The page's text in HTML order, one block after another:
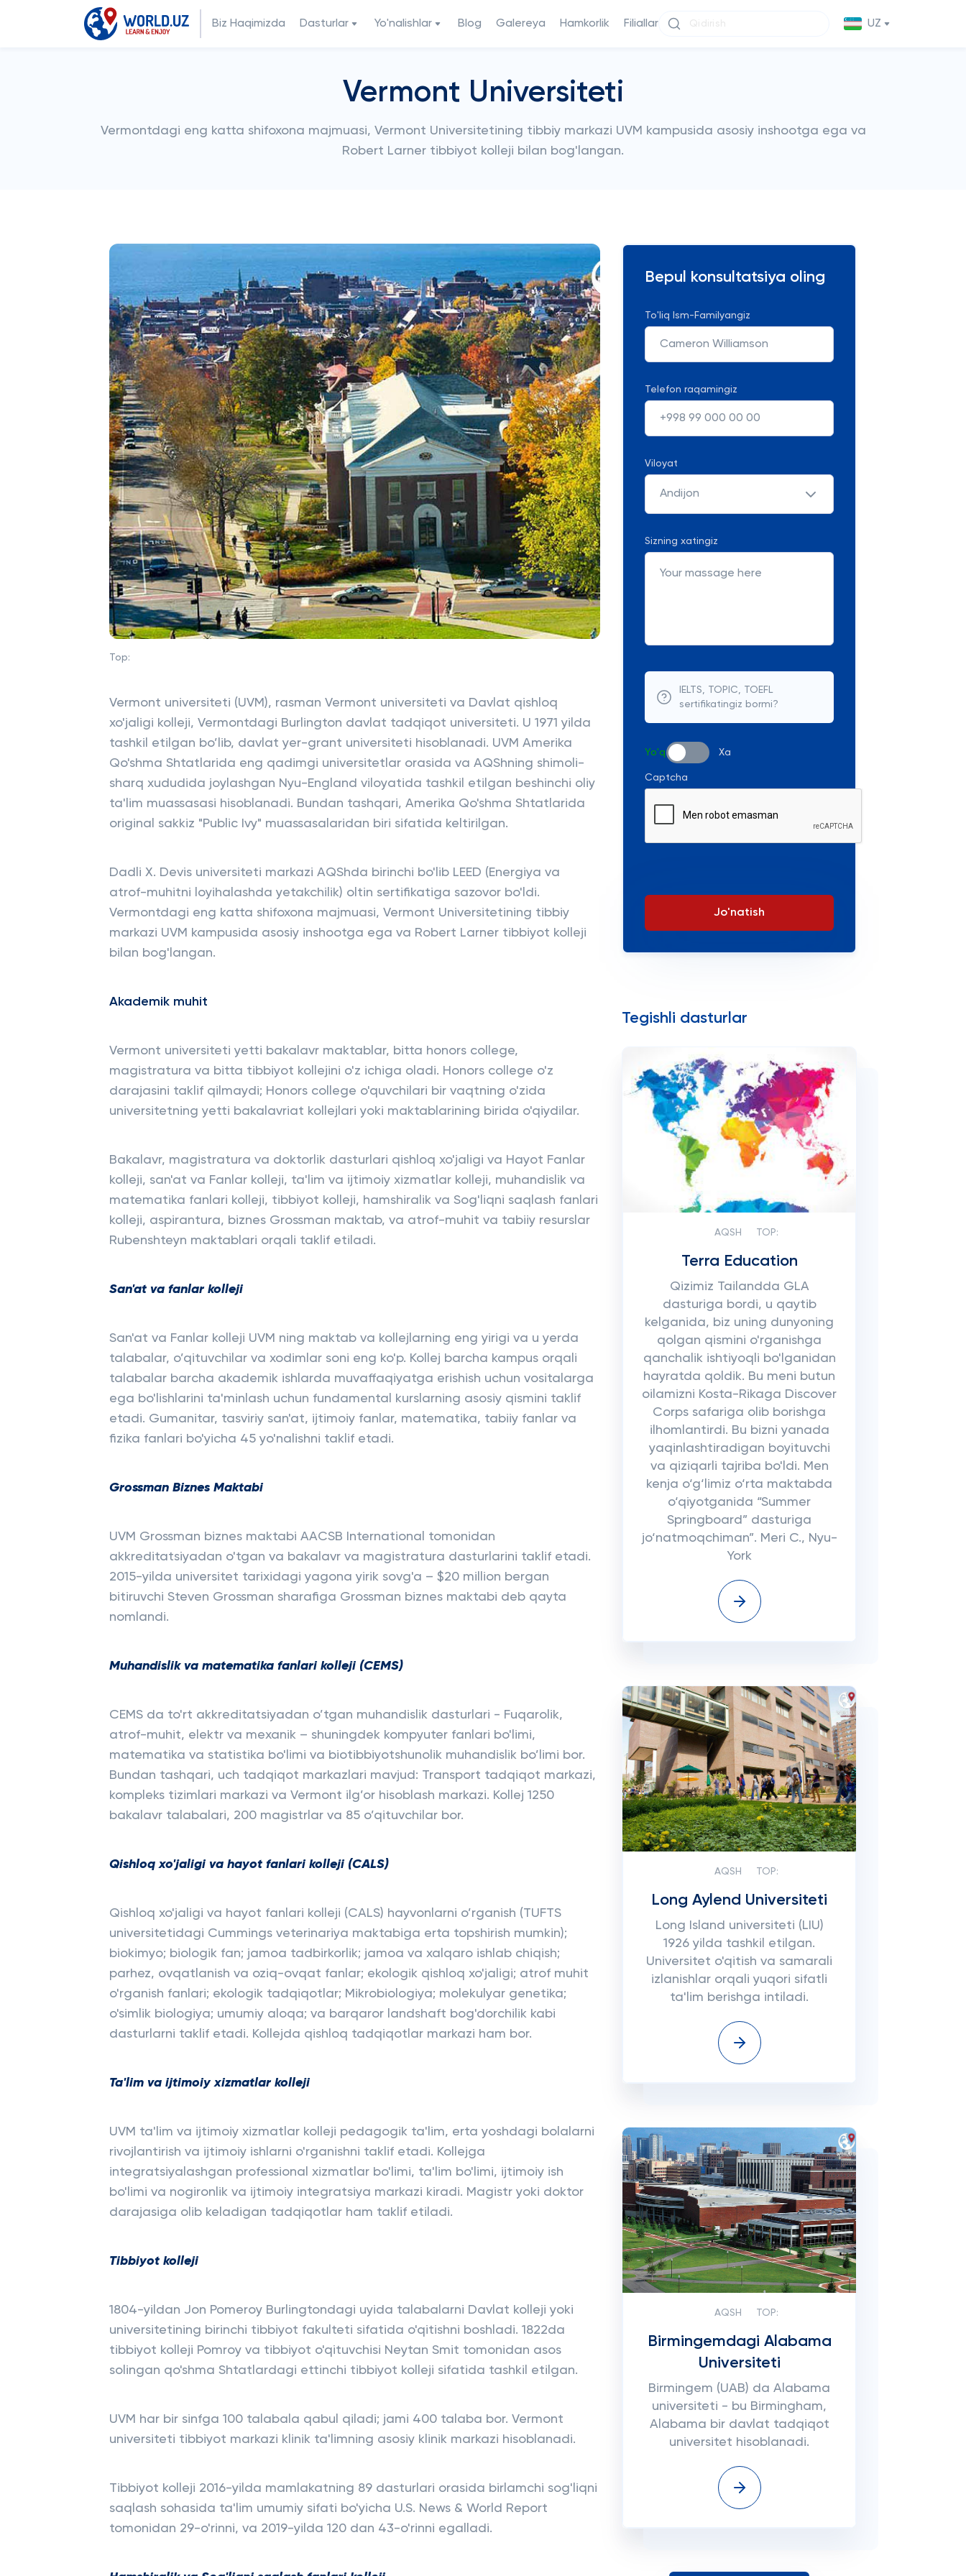
Biz Haqimizda Dasturlar Yo'nalishlar Blog Galereya Hamkorlik Filiallar UZ
Vermont Universiteti
Vermontdagi eng katta shifoxona majmuasi, Vermont Universitetining tibbiy markazi UVM kampusida asosiy inshootga ega va
Robert Larner tibbiyot kolleji bilan bog'langan.
Top:
Vermont universiteti (UVM), rasman Vermont universiteti va Davlat qishloq
xo'jaligi kolleji, Vermontdagi Burlington davlat tadqiqot universiteti. U 1971 yilda
tashkil etilgan bo’lib, davlat yer-grant universiteti hisoblanadi. UVM Amerika
Qo'shma Shtatlarida eng qadimgi universitetlar orasida va AQShning shimoli-
sharq xududida joylashgan Nyu-England viloyatida tashkil etilgan beshinchi oliy
ta'lim muassasasi hisoblanadi. Bundan tashqari, Amerika Qo'shma Shtatlarida
original sakkiz "Public Ivy" muassasalaridan biri sifatida keltirilgan.
Dadli X. Devis universiteti markazi AQShda birinchi bo'lib LEED (Energiya va
atrof-muhitni loyihalashda yetakchilik) oltin sertifikatiga sazovor bo'ldi.
Vermontdagi eng katta shifoxona majmuasi, Vermont Universitetining tibbiy
markazi UVM kampusida asosiy inshootga ega va Robert Larner tibbiyot kolleji
bilan bog'langan.
Akademik muhit
Vermont universiteti yetti bakalavr maktablar, bitta honors college,
magistratura va bitta tibbiyot kollejini o'z ichiga oladi. Honors college o'z
darajasini taklif qilmaydi; Honors college o'quvchilari bir vaqtning o'zida
universitetning yetti bakalavriat kollejlari yoki maktablarining birida o'qiydilar.
Bakalavr, magistratura va doktorlik dasturlari qishloq xo'jaligi va Hayot Fanlar
kolleji, san'at va Fanlar kolleji, ta'lim va ijtimoiy xizmatlar kolleji, muhandislik va
matematika fanlari kolleji, tibbiyot kolleji, hamshiralik va Sog'liqni saqlash fanlari
kolleji, aspirantura, biznes Grossman maktab, va atrof-muhit va tabiiy resurslar
Rubenshteyn maktablari orqali taklif etiladi.
San'at va fanlar kolleji
San'at va Fanlar kolleji UVM ning maktab va kollejlarning eng yirigi va u yerda
talabalar, o’qituvchilar va xodimlar soni eng ko'p. Kollej barcha kampus orqali
talabalar barcha akademik ishlarda muvaffaqiyatga erishish uchun vositalarga
ega bo'lishlarini ta'minlash uchun fundamental kurslarning asosiy qismini taklif
etadi. Gumanitar, tasviriy san'at, ijtimoiy fanlar, matematika, tabiiy fanlar va
fizika fanlari bo'yicha 45 yo'nalishni taklif etadi.
Grossman Biznes Maktabi
UVM Grossman biznes maktabi AACSB International tomonidan
akkreditatsiyadan o'tgan va bakalavr va magistratura dasturlarini taklif etadi.
2015-yilda universitet tarixidagi yagona yirik sovg'a – $20 million bergan
bitiruvchi Steven Grossman sharafiga Grossman biznes maktabi deb qayta
nomlandi.
Muhandislik va matematika fanlari kolleji (CEMS)
CEMS da to'rt akkreditatsiyadan o’tgan muhandislik dasturlari - Fuqarolik,
atrof-muhit, elektr va mexanik – shuningdek kompyuter fanlari bo'limi,
matematika va statistika bo'limi va biotibbiyotshunolik muhandislik bo’limi bor.
Bundan tashqari, uch tadqiqot markazlari mavjud: Transport tadqiqot markazi,
kompleks tizimlari markazi va Vermont ilg’or hisoblash markazi. Kollej 1250
bakalavr talabalari, 200 magistrlar va 85 o’qituvchilar bor.
Qishloq xo'jaligi va hayot fanlari kolleji (CALS)
Qishloq xo'jaligi va hayot fanlari kolleji (CALS) hayvonlarni o’rganish (TUFTS
universitetidagi Cummings veterinariya maktabiga erta topshirish mumkin);
biokimyo; biologik fan; jamoa tadbirkorlik; jamoa va xalqaro ishlab chiqish;
parhez, ovqatlanish va oziq-ovqat fanlar; ekologik qishloq xo'jaligi; atrof muhit
o'rganish fanlari; ekologik tadqiqotlar; Mikrobiologiya; molekulyar genetika;
o'simlik biologiya; umumiy aloqa; va barqaror landshaft bog'dorchilik kabi
dasturlarni taklif etadi. Kollejda qishloq tadqiqotlar markazi ham bor.
Ta'lim va ijtimoiy xizmatlar kolleji
UVM ta'lim va ijtimoiy xizmatlar kolleji pedagogik ta'lim, erta yoshdagi bolalarni
rivojlantirish va ijtimoiy ishlarni o'rganishni taklif etadi. Kollejga
integratsiyalashgan professional xizmatlar bo'limi, ta'lim bo'limi, ijtimoiy ish
bo'limi va nogironlik va ijtimoiy integratsiya markazi kiradi. Magistr yoki doktor
darajasiga olib keladigan tadqiqotlar ham taklif etiladi.
Tibbiyot kolleji
1804-yildan Jon Pomeroy Burlingtondagi uyida talabalarni Davlat kolleji yoki
universitetining birinchi tibbiyot fakulteti sifatida o'qitishni boshladi. 1822da
tibbiyot kolleji Pomroy va tibbiyot o'qituvchisi Neytan Smit tomonidan asos
solingan qo'shma Shtatlardagi ettinchi tibbiyot kolleji sifatida tashkil etilgan.
UVM har bir sinfga 100 talabala qabul qiladi; jami 400 talaba bor. Vermont
universiteti tibbiyot markazi klinik ta'limning asosiy klinik markazi hisoblanadi.
Tibbiyot kolleji 2016-yilda mamlakatning 89 dasturlari orasida birlamchi sog'liqni
saqlash sohasida ta'lim umumiy sifati bo'yicha U.S. News & World Report
tomonidan 29-o'rinni, va 2019-yilda 120 dan 43-o'rinni egalladi.
Bepul konsultatsiya oling
To'liq Ism-Familyangiz
Telefon raqamingiz
Viloyat
Andijon
Sizning xatingiz
IELTS, TOPIC, TOEFL
sertifikatingiz bormi?
Yo'q Xa
Captcha
Jo'natish
Tegishli dasturlar
AQSH TOP:
Terra Education
Qizimiz Tailandda GLA
dasturiga bordi, u qaytib
kelganida, biz uning dunyoning
qolgan qismini o'rganishga
qanchalik ishtiyoqli bo'lganidan
hayratda qoldik. Bu meni butun
oilamizni Kosta-Rikaga Discover
Corps safariga olib borishga
ilhomlantirdi. Bu bizni yanada
yaqinlashtiradigan boyituvchi
va qiziqarli tajriba bo'ldi. Men
kenja o‘g‘limiz o‘rta maktabda
o‘qiyotganida “Summer
Springboard” dasturiga
jo‘natmoqchiman”. Meri C., Nyu-
York
AQSH TOP:
Long Aylend Universiteti
Long Island universiteti (LIU)
1926 yilda tashkil etilgan.
Universitet o'qitish va samarali
izlanishlar orqali yuqori sifatli
ta'lim berishga intiladi.
AQSH TOP:
Birmingemdagi Alabama
Universiteti
Birmingem (UAB) da Alabama
universiteti - bu Birmingham,
Alabama bir davlat tadqiqot
universitet hisoblanadi.